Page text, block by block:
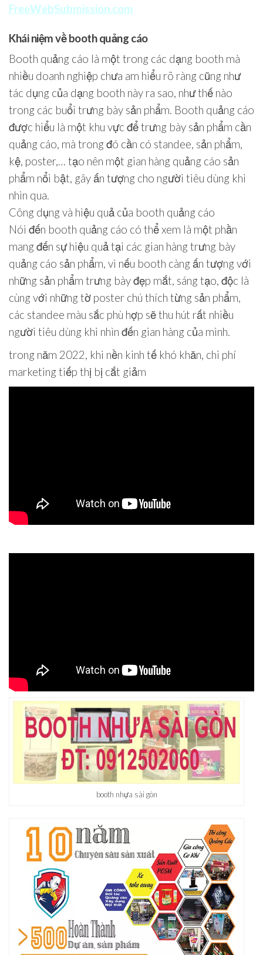
FreeWebSubmission.com
Khái niệm về booth quảng cáo
Booth quảng cáo là một trong các dạng booth mà
nhiều doanh nghiệp chưa am hiểu rõ ràng cũng như
tác dụng của dạng booth này ra sao, như thế nào
trong các buổi trưng bày sản phẩm. Booth quảng cáo
được hiểu là một khu vực để trưng bày sản phẩm cần
quảng cáo, mà trong đó cần có standee, sản phẩm,
kệ, poster,… tạo nên một gian hàng quảng cáo sản
phẩm nổi bật, gây ấn tượng cho người tiêu dùng khi
nhìn qua.
Công dụng và hiệu quả của booth quảng cáo
Nói đến booth quảng cáo có thể xem là một phần
mang đến sự hiệu quả tại các gian hàng trưng bày
quảng cáo sản phẩm, vì nếu booth càng ấn tượng với
những sản phẩm trưng bày đẹp mắt, sáng tạo, độc là
cùng với những tờ poster chú thích từng sản phẩm,
các standee màu sắc phù hợp sẽ thu hút rất nhiều
người tiêu dùng khi nhìn đến gian hàng của mình.
trong năm 2022, khi nền kinh tế khó khăn, chi phí
marketing tiếp thị bị cắt giảm
booth nhựa sài gòn